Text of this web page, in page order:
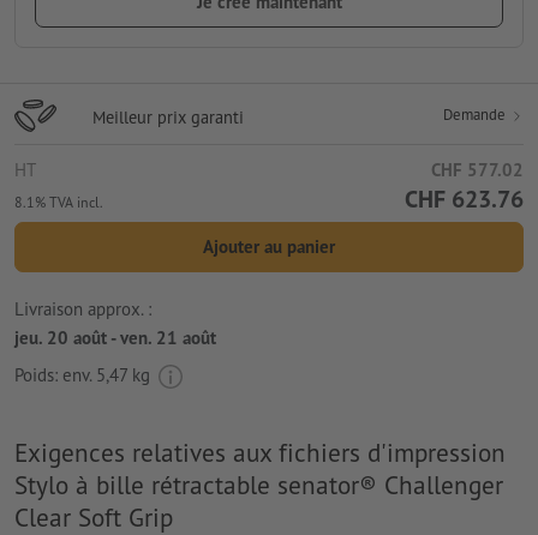
Meilleur prix garanti Demande
HT CHF 577.02
8.1% TVA incl. CHF 623.76
Ajouter au panier
Livraison approx. :
jeu. 20 août - ven. 21 août
Poids: env. 5,47 kg
Exigences relatives aux fichiers d'impression
Stylo à bille rétractable senator® Challenger
Clear Soft Grip